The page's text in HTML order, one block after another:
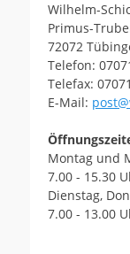
Wilhelm-
Primus-
72072
Telefon:
Telefax:
E-Mail:
Montag und
7.00 - 15.30
Dienstag,
7.00 - 13.00